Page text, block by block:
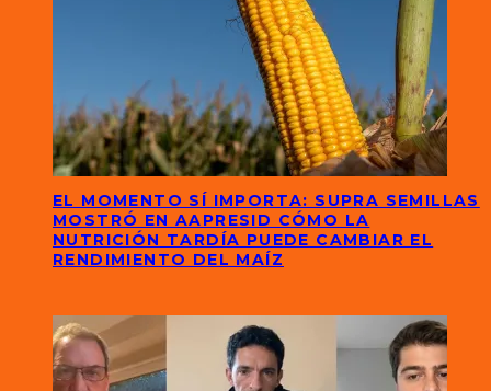
EL MOMENTO SÍ IMPORTA: SUPRA SEMILLAS
MOSTRÓ EN AAPRESID CÓMO LA
NUTRICIÓN TARDÍA PUEDE CAMBIAR EL
RENDIMIENTO DEL MAÍZ